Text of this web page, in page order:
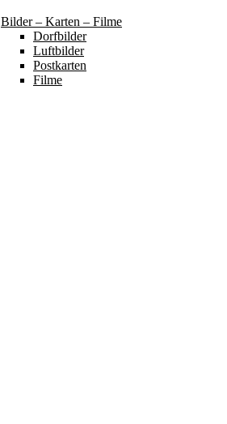
Bilder – Karten – Filme
Dorfbilder
Luftbilder
Postkarten
Filme